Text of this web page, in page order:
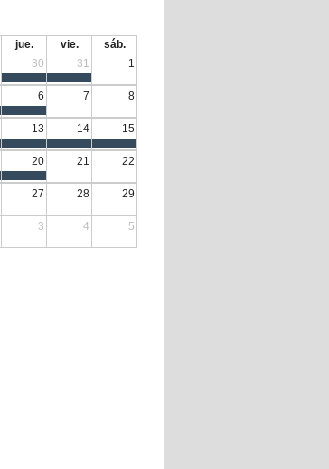
jue. vie.
sáb.
30 31 1
6 7 8
13 14 15
20 21 22
27 28 29
3 4 5